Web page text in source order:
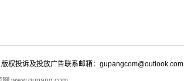
权投诉及投放广告联系邮箱：gupangcom@outlook.com